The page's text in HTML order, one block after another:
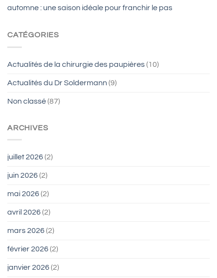
automne : une saison idéale pour franchir le pas
CATÉGORIES
Actualités de la chirurgie des paupières(10)
Actualités du Dr Soldermann (9)
Non classé(87)
ARCHIVES
juillet 2026(2)
juin 2026(2)
mai 2026(2)
avril 2026(2)
mars 2026(2)
février 2026(2)
janvier 2026(2)